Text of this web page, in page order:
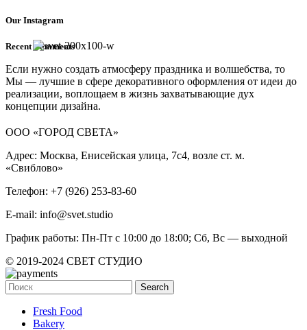
Our Instagram
Recent Comments
Если нужно создать атмосферу праздника и волшебства, то
Мы — лучшие в сфере декоративного оформления от идеи до
реализации, воплощаем в жизнь захватывающие дух
концепции дизайна.
ООО «ГОРОД СВЕТА»
Адрес: Москва, Енисейская улица, 7с4, возле ст. м.
«Свиблово»
Телефон: +7 (926) 253-83-60
E-mail: info@svet.studio
График работы: Пн-Пт с 10:00 до 18:00; Сб, Вс — выходной
© 2019-2024 СВЕТ СТУДИО
Search
Fresh Food
Bakery